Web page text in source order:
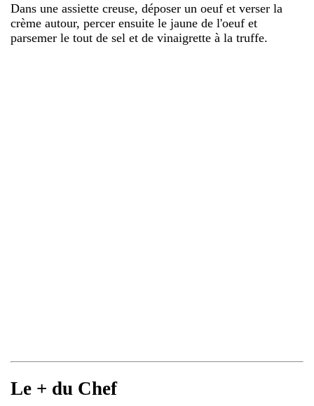
Dans une assiette creuse, déposer un oeuf et verser la
crème autour, percer ensuite le jaune de l'oeuf et
parsemer le tout de sel et de vinaigrette à la truffe.
Le + du Chef